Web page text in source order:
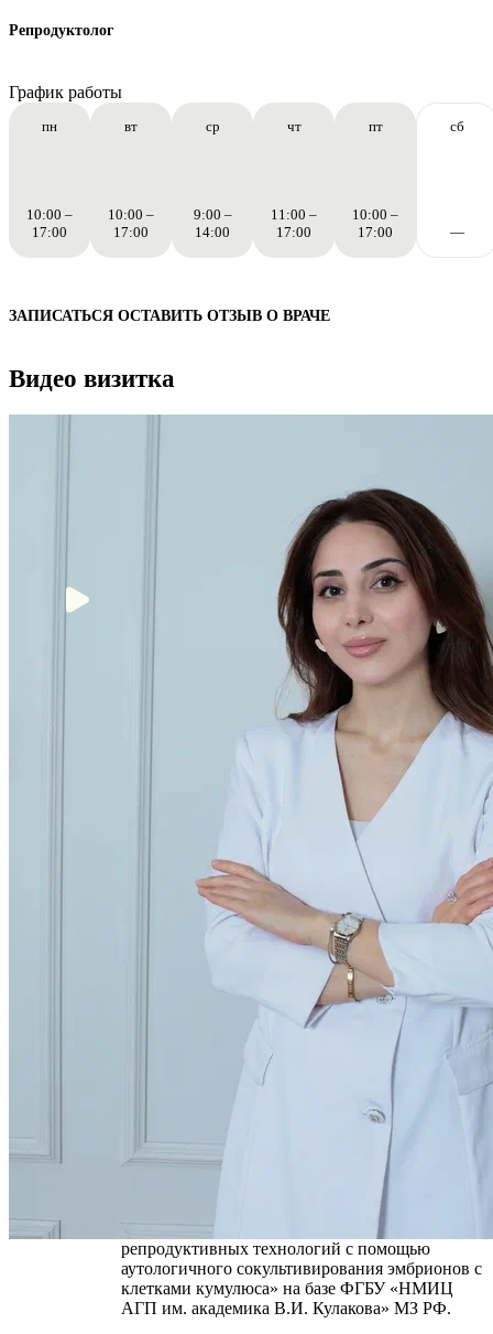
Репродуктолог
График работы
пн
10:00 –
17:00
вт
10:00 –
17:00
ср
9:00 –
14:00
чт
11:00 –
17:00
пт
10:00 –
17:00
сб
—
ЗАПИСАТЬСЯ ОСТАВИТЬ ОТЗЫВ О ВРАЧЕ
Видео визитка
Первый Московский государственный
медицинский университет им. И.М.Сеченова
(ПМГМУ), специальность «Лечебное дело».
Проходила обучение в клинической ординатуре
на базе ФГБУ «Научного центра Акушерства,
Гинекологии и Перинатологии им. В.И.
Кулакова» МЗ РФ, окончила полный курс по
специальности «Акушерство и гинекология».
Очная аспирантура на соискание ученой
степени кандидата медицинских наук в
отделении вспомогательных репродуктивных
технологий в лечении бесплодия имени
профессора Б.В. Леонова на базе ФГБУ
19.12.2023 г.
Защитила диссертационную работу на
соискание ученой степени кандидата
медицинских наук на тему: «Повышение
эффективности программ вспомогательных
репродуктивных технологий с помощью
аутологичного сокультивирования эмбрионов с
клетками кумулюса» на базе ФГБУ «НМИЦ
АГП им. академика В.И. Кулакова» МЗ РФ.